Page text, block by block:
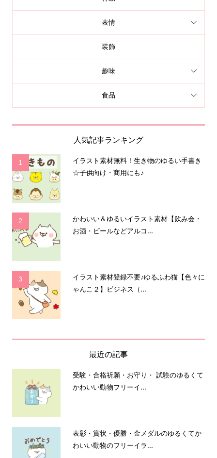
表情
装飾
趣味
食品
人気記事ランキング
1
イラスト素材無料！生き物のゆるい手書き
☆子供向け・商用にも♪
2
かわいい＆ゆるいイラスト素材【飲み会・
お酒・ビールなどアルコ...
3
イラスト素材登録不要♪ゆるふわ猫【色々に
ゃんこ２】ビジネス（...
最近の記事
受験・合格祈願・お守り・ 試験のゆるくて
かわいい動物フリーイ...
表彰・賞状・優勝・金メダルのゆるくてか
わいい動物のフリーイラ...